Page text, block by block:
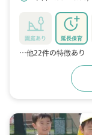
園庭あり 延長保育
…他22件の特徴あり